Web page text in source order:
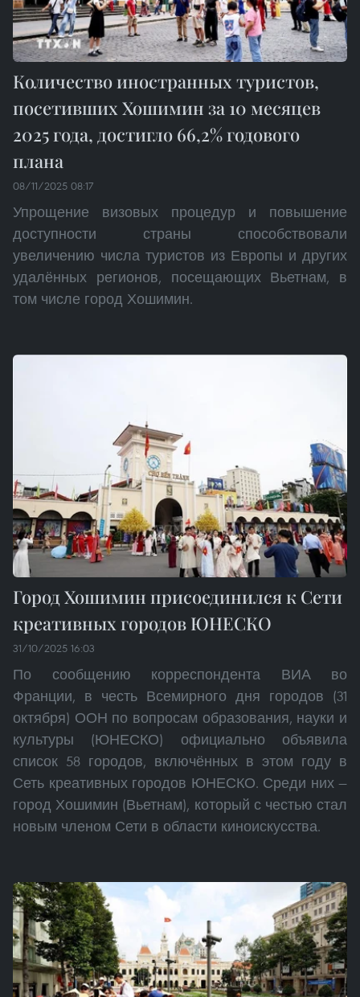
Количество иностранных туристов,
посетивших Хошимин за 10 месяцев
2025 года, достигло 66,2% годового
плана
08/11/2025 08:17
Упрощение визовых процедур и повышение
доступности страны способствовали
увеличению числа туристов из Европы и других
удалённых регионов, посещающих Вьетнам, в
том числе город Хошимин.
Город Хошимин присоединился к Сети
креативных городов ЮНЕСКО
31/10/2025 16:03
По сообщению корреспондента ВИА во
Франции, в честь Всемирного дня городов (31
октября) ООН по вопросам образования, науки и
культуры (ЮНЕСКО) официально объявила
список 58 городов, включённых в этом году в
Сеть креативных городов ЮНЕСКО. Среди них —
город Хошимин (Вьетнам), который с честью стал
новым членом Сети в области киноискусства.